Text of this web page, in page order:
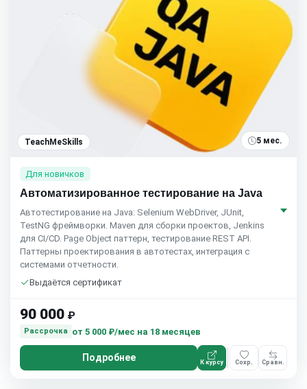
TeachMeSkills 5 мес.
Для новичков
Автоматизированное тестирование на Java
Автотестирование на Java: Selenium WebDriver, JUnit,
TestNG фреймворки. Maven для сборки проектов, Jenkins
для CI/CD. Page Object паттерн, тестирование REST API.
Паттерны проектирования в автотестах, интеграция с
системами отчетности.
Выдаётся сертификат
90 000 ₽
Рассрочка от 5 000 ₽/мес на 18 месяцев
Подробнее К курсу Сохр. Сравн.